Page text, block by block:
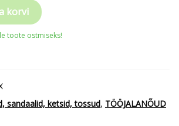
korvi
toote ostmiseks!
sandaalid, ketsid, tossud, TÖÖJALANÕUD